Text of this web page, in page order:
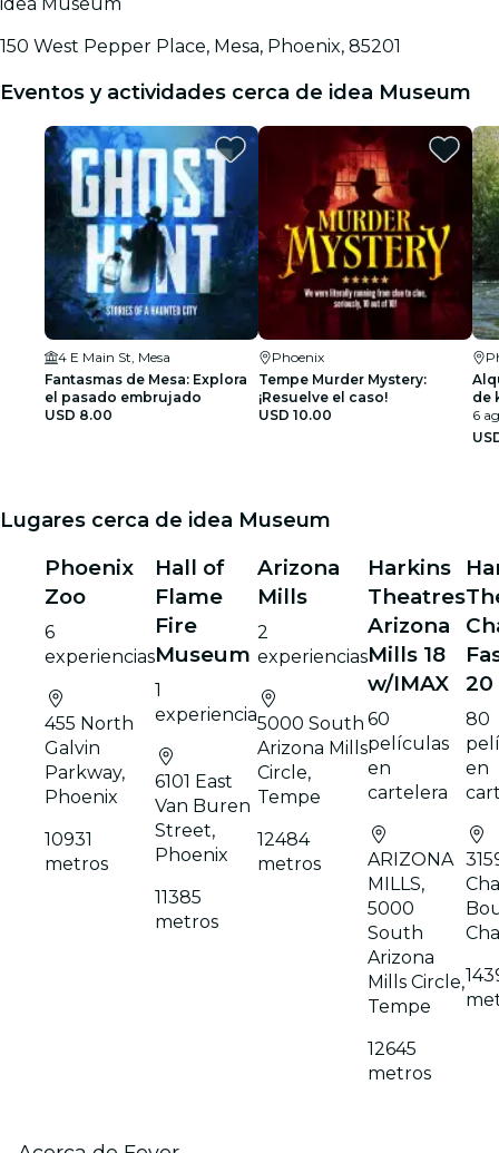
150 West Pepper Place, Mesa, Phoenix, 85201
Eventos y actividades cerca de idea Museum
4 E Main St, Mesa
Fantasmas de Mesa: Explora
el pasado embrujado
USD 8.00
Phoenix
Tempe Murder Mystery:
¡Resuelve el caso!
USD 10.00
de
6
Lugares cerca de idea Museum
Phoenix
Zoo
6
experiencias
455 North
Galvin
Parkway,
Phoenix
10931
metros
Hall of
Flame
Fire
Museum
1
experiencia
6101 East
Van Buren
Street,
Phoenix
11385
metros
Arizona
Mills
2
experiencias
5000 South
Arizona Mills
Circle,
Tempe
12484
metros
Harkins
Theatres
Arizona
Mills 18
w/IMAX
60
películas
en
cartelera
ARIZONA
MILLS,
5000
South
Arizona
Mills Circle,
Tempe
12645
metros
20
80
en